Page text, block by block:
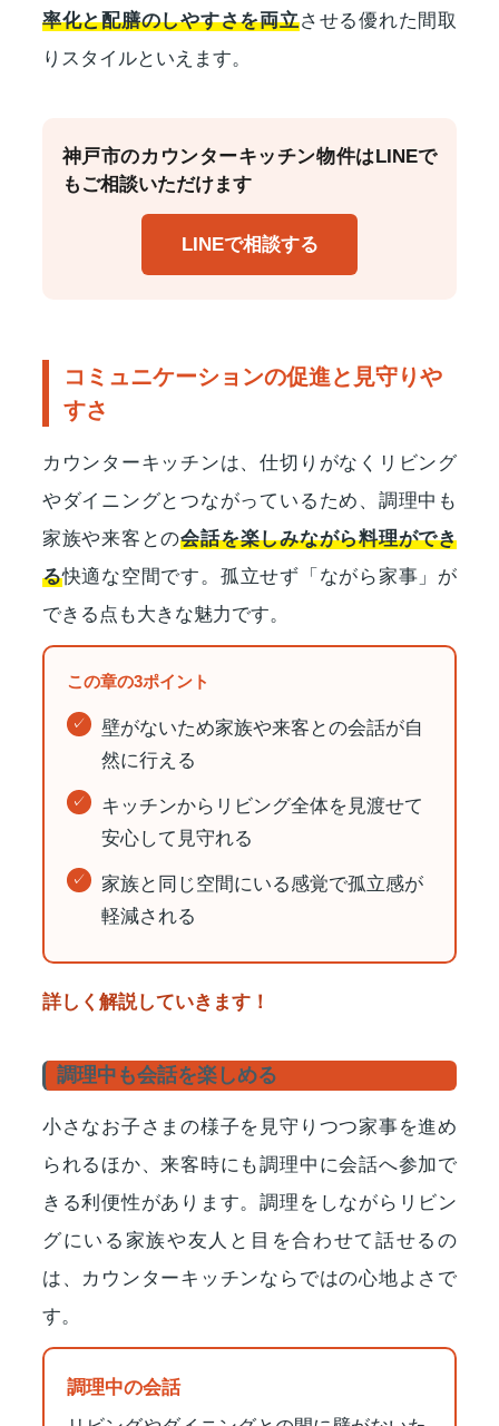
率化と配膳のしやすさを両立させる優れた間取
りスタイルといえます。
神戸市のカウンターキッチン物件はLINEで
もご相談いただけます
LINEで相談する
コミュニケーションの促進と見守りや
すさ
カウンターキッチンは、仕切りがなくリビング
やダイニングとつながっているため、調理中も
家族や来客との会話を楽しみながら料理ができ
る快適な空間です。孤立せず「ながら家事」が
できる点も大きな魅力です。
この章の3ポイント
壁がないため家族や来客との会話が自
然に行える
キッチンからリビング全体を見渡せて
安心して見守れる
家族と同じ空間にいる感覚で孤立感が
軽減される
詳しく解説していきます！
調理中も会話を楽しめる
小さなお子さまの様子を見守りつつ家事を進め
られるほか、来客時にも調理中に会話へ参加で
きる利便性があります。調理をしながらリビン
グにいる家族や友人と目を合わせて話せるの
は、カウンターキッチンならではの心地よさで
す。
調理中の会話